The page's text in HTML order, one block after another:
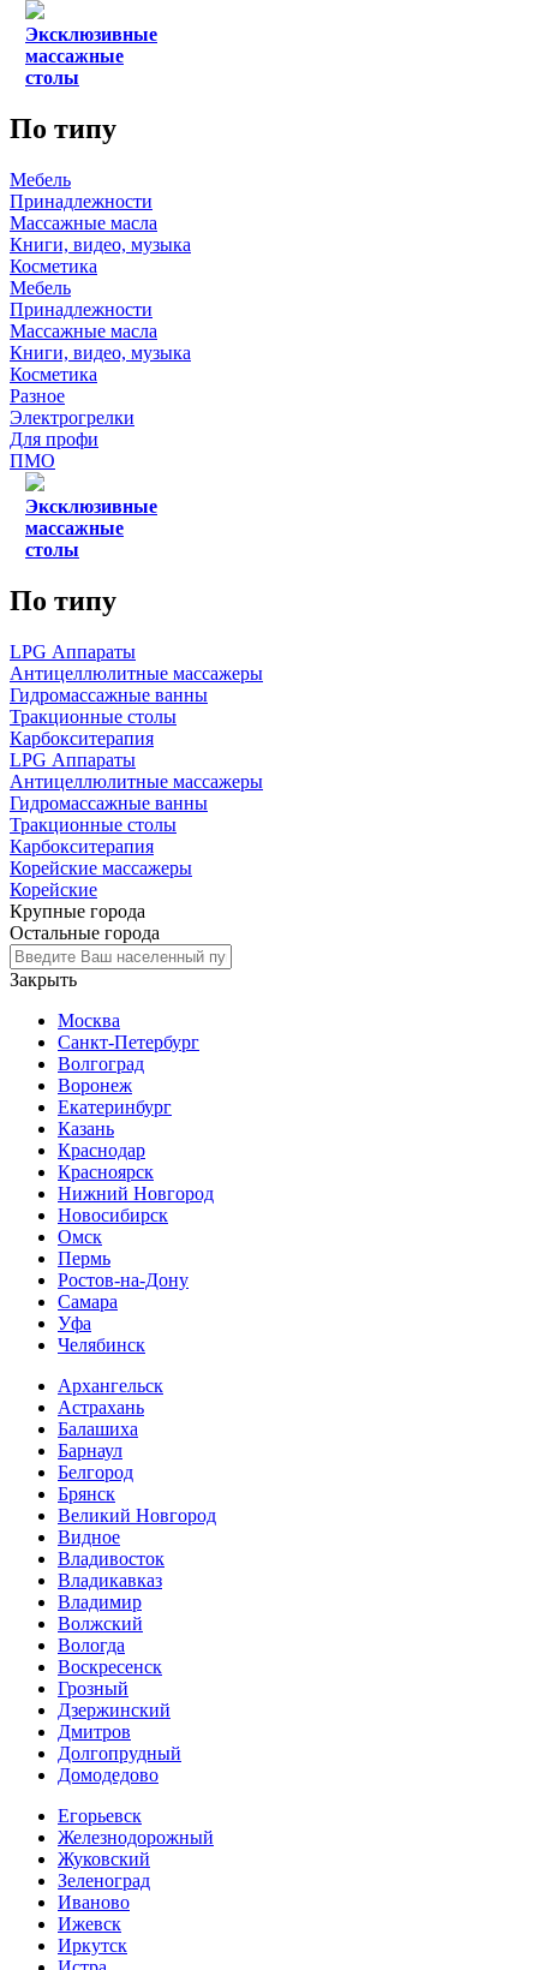
Эксклюзивные
массажные
столы
По типу
Мебель
Принадлежности
Массажные масла
Книги, видео, музыка
Косметика
Мебель
Принадлежности
Массажные масла
Книги, видео, музыка
Косметика
Разное
Электрогрелки
Для профи
ПМО
Эксклюзивные
массажные
столы
По типу
LPG Аппараты
Антицеллюлитные массажеры
Гидромассажные ванны
Тракционные столы
Карбокситерапия
LPG Аппараты
Антицеллюлитные массажеры
Гидромассажные ванны
Тракционные столы
Карбокситерапия
Корейские массажеры
Корейские
Крупные города
Остальные города
Закрыть
Москва
Санкт-Петербург
Волгоград
Воронеж
Екатеринбург
Казань
Краснодар
Красноярск
Нижний Новгород
Новосибирск
Омск
Пермь
Ростов-на-Дону
Самара
Уфа
Челябинск
Архангельск
Астрахань
Балашиха
Барнаул
Белгород
Брянск
Великий Новгород
Видное
Владивосток
Владикавказ
Владимир
Волжский
Вологда
Воскресенск
Грозный
Дзержинский
Дмитров
Долгопрудный
Домодедово
Егорьевск
Железнодорожный
Жуковский
Зеленоград
Иваново
Ижевск
Иркутск